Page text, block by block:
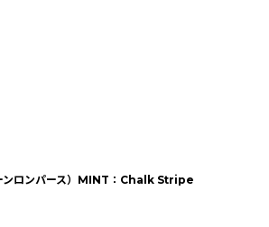
ロンパース）MINT：Chalk Stripe